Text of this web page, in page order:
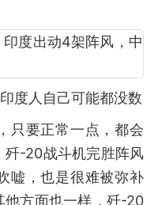
度人自己可能都没数
只要正常一点，都会
歼-20战斗机完胜阵风
嘘，也是很难被弥补
他方面也一样，歼-20